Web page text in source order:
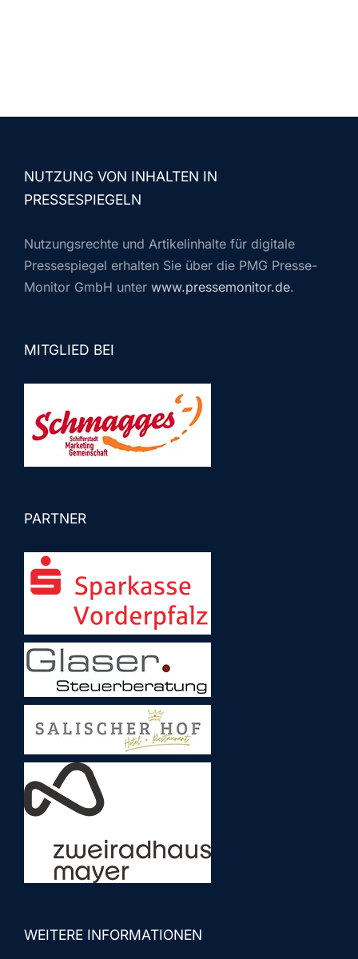
NUTZUNG VON INHALTEN IN
PRESSESPIEGELN
Nutzungsrechte und Artikelinhalte für digitale
Pressespiegel erhalten Sie über die PMG Presse-
Monitor GmbH unter www.pressemonitor.de.
MITGLIED BEI
PARTNER
WEITERE INFORMATIONEN